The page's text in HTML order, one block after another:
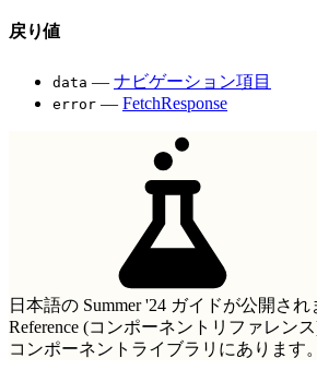
戻り値
data — ナビゲーション項目
error — FetchResponse
日本語の Summer '24 ガイドが公開され
Reference (コンポーネントリファレンス)
コンポーネントライブラリにあります。